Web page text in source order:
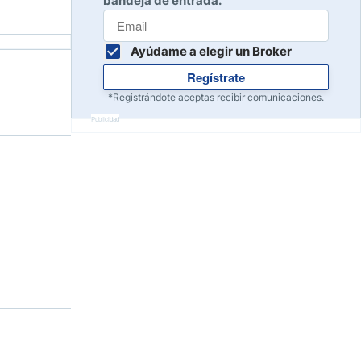
Ayúdame a elegir un Broker
Regístrate
*Registrándote aceptas recibir comunicaciones.
Publicidad